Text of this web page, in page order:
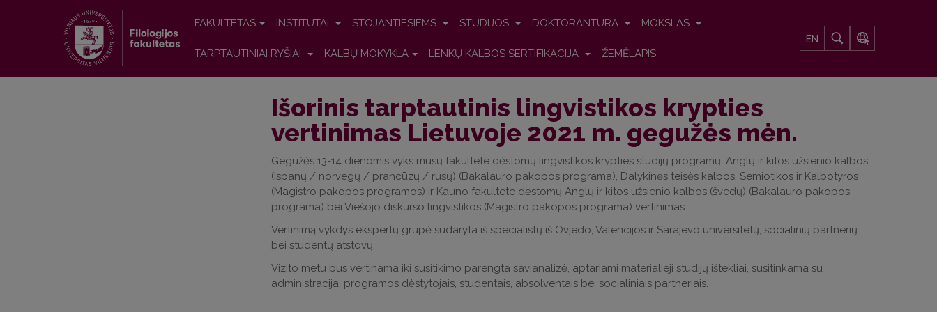
FAKULTETAS INSTITUTAI STOJANTIESIEMS STUDIJOS DOKTORANTŪRA MOKSLAS
TARPTAUTINIAI RYŠIAI KALBŲ MOKYKLA LENKŲ KALBOS SERTIFIKACIJA ŽEMĖLAPIS
EN
Išorinis tarptautinis lingvistikos krypties
vertinimas Lietuvoje 2021 m. gegužės mėn.
Gegužės 13-14 dienomis vyks mūsų fakultete dėstomų lingvistikos krypties studijų programų: Anglų ir kitos užsienio kalbos
(ispanų / norvegų / prancūzų / rusų) (Bakalauro pakopos programa), Dalykinės teisės kalbos, Semiotikos ir Kalbotyros
(Magistro pakopos programos) ir Kauno fakultete dėstomų Anglų ir kitos užsienio kalbos (švedų) (Bakalauro pakopos
programa) bei Viešojo diskurso lingvistikos (Magistro pakopos programa) vertinimas.
Vertinimą vykdys ekspertų grupė sudaryta iš specialistų iš Ovjedo, Valencijos ir Sarajevo universitetų, socialinių partnerių
bei studentų atstovų.
Vizito metu bus vertinama iki susitikimo parengta savianalizė, aptariami materialieji studijų ištekliai, susitinkama su
administracija, programos dėstytojais, studentais, absolventais bei socialiniais partneriais.